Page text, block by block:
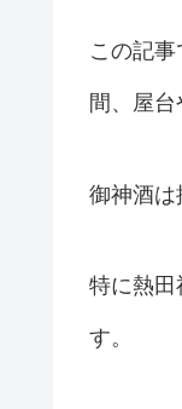
この記
間、屋
御神酒は
特に熱田
す。